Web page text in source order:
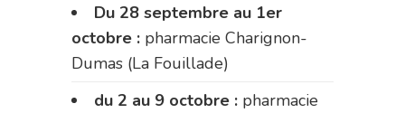
Du 28 septembre au 1er
octobre : pharmacie Charignon-
Dumas (La Fouillade)
du 2 au 9 octobre : pharmacie